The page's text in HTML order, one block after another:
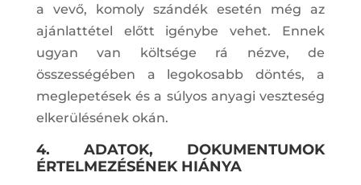
a vevő, komoly szándék esetén még az
ajánlattétel előtt igénybe vehet. Ennek
ugyan van költsége rá nézve, de
összességében a legokosabb döntés, a
meglepetések és a súlyos anyagi veszteség
elkerülésének okán.
4. ADATOK, DOKUMENTUMOK
ÉRTELMEZÉSÉNEK HIÁNYA